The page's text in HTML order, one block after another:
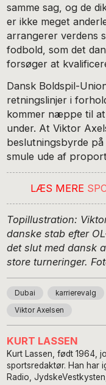
samme sag, og de
er ikke meget
arrangerer verdens
fodbold, som det
forsøger at
Dansk Boldspil-
retningslinjer i
kommer næppe til
under. At Viktor
beslutningsbyrde
smule ude af
LÆS MERE
Topillustration:
danske stab efter
det slut med dansk
store turneringer.
Dubai karrierevalg
Viktor Axelsen
KURT LASSEN
Kurt Lassen, født 1964,
sportsredaktør. Han har
Radio,